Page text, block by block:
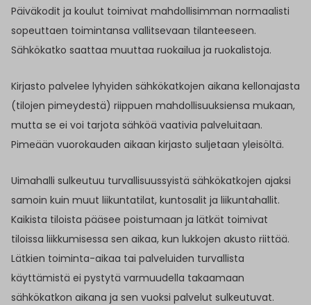
Päiväkodit ja koulut toimivat mahdollisimman normaalisti
sopeuttaen toimintansa vallitsevaan tilanteeseen.
Sähkökatko saattaa muuttaa ruokailua ja ruokalistoja.
Kirjasto palvelee lyhyiden sähkökatkojen aikana kellonajasta
(tilojen pimeydestä) riippuen mahdollisuuksiensa mukaan,
mutta se ei voi tarjota sähköä vaativia palveluitaan.
Pimeään vuorokauden aikaan kirjasto suljetaan yleisöltä.
Uimahalli sulkeutuu turvallisuussyistä sähkökatkojen ajaksi
samoin kuin muut liikuntatilat, kuntosalit ja liikuntahallit.
Kaikista tiloista pääsee poistumaan ja lätkät toimivat
tiloissa liikkumisessa sen aikaa, kun lukkojen akusto riittää.
Lätkien toiminta-aikaa tai palveluiden turvallista
käyttämistä ei pystytä varmuudella takaamaan
sähkökatkon aikana ja sen vuoksi palvelut sulkeutuvat.